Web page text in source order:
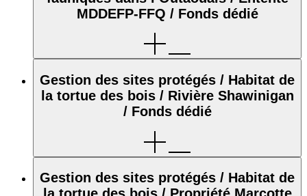
MDDEFP-FFQ / Fonds dédié
Gestion des sites protégés / Habitat de
la tortue des bois / Rivière Shawinigan
/ Fonds dédié
Gestion des sites protégés / Habitat de